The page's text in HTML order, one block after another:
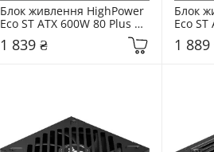
Блок живлення HighPower
Eco ST ATX 600W 80 Plus
Black
1 839 ₴
Блок
Eco ST
(HPE-
1 889